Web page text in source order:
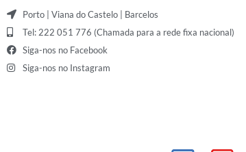
Porto | Viana do Castelo | Barcelos
Tel: 222 051 776 (Chamada para a rede fixa nacional)
Siga-nos no Facebook
Siga-nos no Instagram